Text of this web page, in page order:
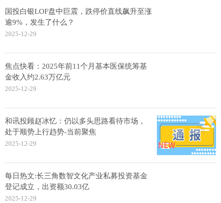
国投白银LOF盘中巨震，跌停价直线飙升至涨
逾9%，发生了什么？
2025-12-29
焦点快看：2025年前11个月基本医保统筹基
金收入约2.63万亿元
2025-12-29
和讯投顾赵冰忆：仍以多头思路看待市场，
处于顺势上行趋势-当前聚焦
2025-12-29
每日热文:长三角数智文化产业私募投资基金
登记成立，出资额30.03亿
2025-12-29